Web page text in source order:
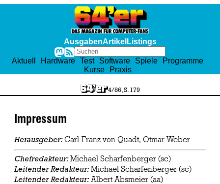
AusgabenArtikel Listings
Aktuell Hardware Test Software Spiele
Programme
Kurse
Praxis
4/86, S. 179
Impressum
Herausgeber:Carl-Franz von Quadt, Otmar Weber
Chefredakteur:Michael Scharfenberger (sc)
Leitender Redakteur:Michael Scharfenberger (sc)
Leitender Redakteur:Albert Absmeier (aa)